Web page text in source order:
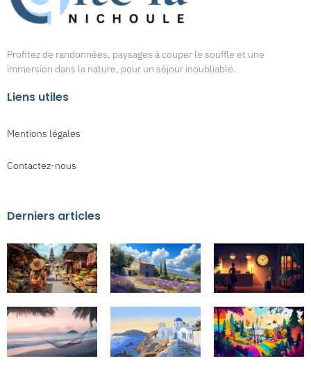
Profitez de randonnées, paysages à couper le souffle et une
immersion dans la nature, pour un séjour inoubliable.
Liens utiles
Mentions légales
Contactez-nous
Derniers articles